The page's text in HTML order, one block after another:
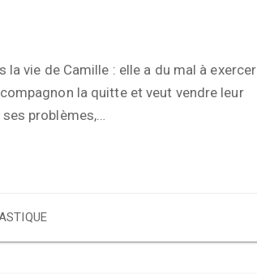
la vie de Camille : elle a du mal à exercer
la quitte et veut vendre leur
problèmes,…